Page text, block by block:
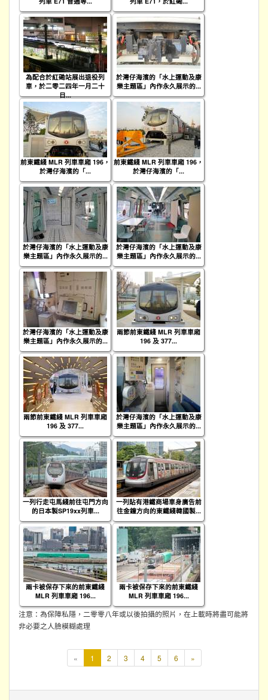
為配合於紅磡站展出退役列
車，於二零二四年一月二十
日...
於灣仔海濱的「水上運動及康
樂主題區」內作永久展示的...
前東鐵綫 MLR 列車車廂 196，
於灣仔海濱的「...
前東鐵綫 MLR 列車車廂 196，
於灣仔海濱的「...
於灣仔海濱的「水上運動及康
樂主題區」內作永久展示的...
於灣仔海濱的「水上運動及康
樂主題區」內作永久展示的...
於灣仔海濱的「水上運動及康
樂主題區」內作永久展示的...
兩節前東鐵綫 MLR 列車車廂
196 及 377...
兩節前東鐵綫 MLR 列車車廂
196 及 377...
於灣仔海濱的「水上運動及康
樂主題區」內作永久展示的...
一列行走屯馬綫前往屯門方向
的日本製SP19xx列車...
一列貼有港鐵商場車身廣告前
往金鐘方向的東鐵綫韓國製...
兩卡被保存下來的前東鐵綫
MLR 列車車廂 196...
兩卡被保存下來的前東鐵綫
MLR 列車車廂 196...
注意：為保障私隱，二零零八年或以後拍攝的照片，在上載時將盡可能將
非必要之人臉模糊處理
« 1
頁
2 3 4 5 6 »